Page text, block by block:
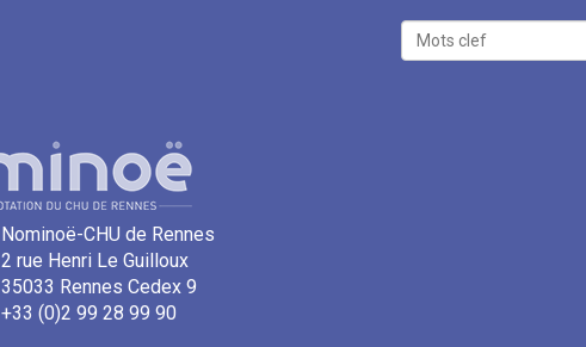
Nominoë-CHU de Rennes
2 rue Henri Le Guilloux
35033 Rennes Cedex 9
+33 (0)2 99 28 99 90